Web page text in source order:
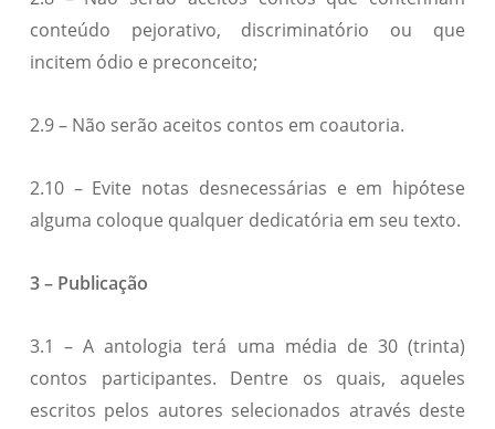
conteúdo pejorativo, discriminatório ou que
incitem ódio e preconceito;
2.9 – Não serão aceitos contos em coautoria.
2.10 – Evite notas desnecessárias e em hipótese
alguma coloque qualquer dedicatória em seu texto.
3 – Publicação
3.1 – A antologia terá uma média de 30 (trinta)
contos participantes. Dentre os quais, aqueles
escritos pelos autores selecionados através deste